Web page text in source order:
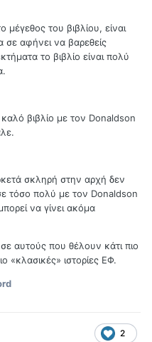
του βιβλίου, είναι
σε αφήνει να βαρεθείς
το βιβλίο είναι πολύ
βιβλίο με τον Donaldson
σκληρή στην αρχή δεν
τόσο πολύ με τον Donaldson
να γίνει ακόμα
αυτούς που θέλουν κάτι πιο
«κλασικές» ιστορίες ΕΦ.
2